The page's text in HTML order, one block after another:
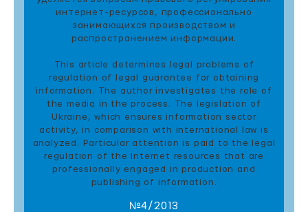
интернет-ресурсов, профессионально
занимающихся производством и
распространением информации.
This article determines legal problems of
regulation of legal guarantee for obtaining
information. The author investigates the role of
the media in the process. The legislation of
Ukraine, which ensures information sector
activity, in comparison with international law is
analyzed. Particular attention is paid to the legal
regulation of the Internet resources that are
professionally engaged in production and
publishing of information.
№4/2013